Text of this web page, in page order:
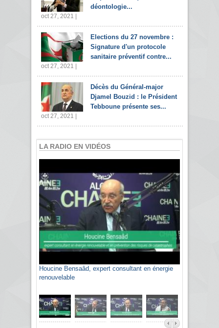
déontologie...
oct 27, 2021 |
Elections du 27 novembre :
Signature d'un protocole
sanitaire préventif contre...
oct 27, 2021 |
Décès du Général-major
Djamel Bouzid : le Président
Tebboune présente ses...
oct 27, 2021 |
LA RADIO EN VIDÉOS
Houcine Bensaâd, expert consultant en énergie
renouvelable